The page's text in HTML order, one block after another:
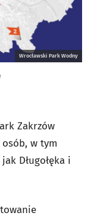
Wrocławski Park Wodny
Zakrzów
osób, w tym
Długołęka i